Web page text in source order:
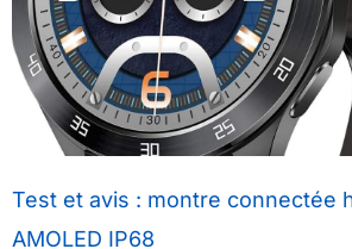
Test et avis : montre connectée
AMOLED IP68